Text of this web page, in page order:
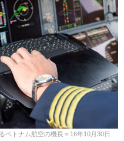
ベトナム航空の機長＝16年10月30日